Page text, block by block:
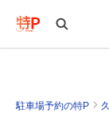
駐車場予約の特P